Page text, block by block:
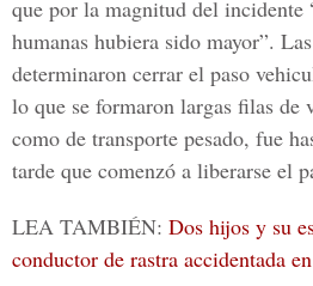
que por la magnitud del incidente
humanas hubiera sido mayor”.
determinaron cerrar el paso
lo que se formaron largas filas de
como de transporte pesado, fue
tarde que comenzó a liberarse el
LEA TAMBIÉN: Dos hijos y su
conductor de rastra accidentada